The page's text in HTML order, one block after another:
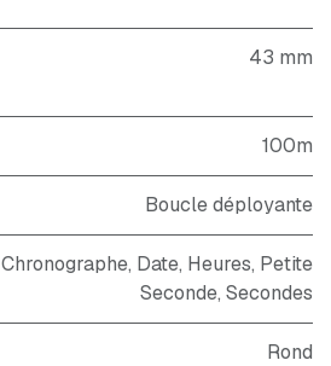
43 mm
100m
Boucle déployante
Chronographe, Date, Heures, Petite
Seconde, Secondes
Rond